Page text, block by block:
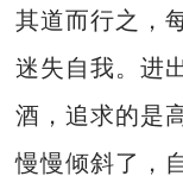
其道而行之，
迷失自我。进
酒，追求的是
慢慢倾斜了，